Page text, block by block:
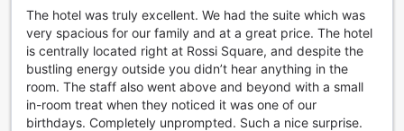
kaikissa huoneissa ja julkisissa tiloissa, mikä mahdollistaa
yhteydenpidon ystäviin ja perheeseen tai työasioiden
hoitamisen helposti. Lisäksi päivittäinen siivouspalvelu
huolehtii siitä, että huoneesi on aina siisti ja viihtyisä.
Matkatavaroiden säilytysmahdollisuus tarjoaa kätevän
ratkaisun, jos haluat tutustua kaupunkiin ennen lähtöäsi,
ilman että sinun tarvitsee kantaa laukkuja mukanasi.
The hotel was truly excellent. We had the suite which was
very spacious for our family and at a great price. The hotel
is centrally located right at Rossi Square, and despite the
bustling energy outside you didn’t hear anything in the
room. The staff also went above and beyond with a small
in-room treat when they noticed it was one of our
birthdays. Completely unprompted. Such a nice surprise.